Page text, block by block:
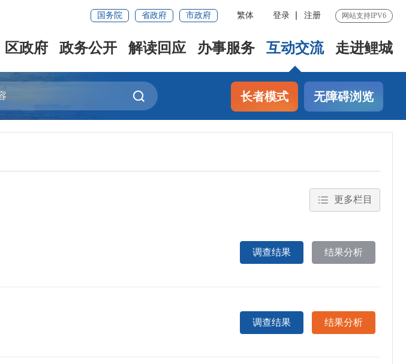
国务院 省政府 市政府 繁体 登录 注册 网站支持IPV6
区政府 政务公开 解读回应 办事服务 互动交流 走进鲤城
长者模式 无障碍浏览
更多栏目
调查结果 结果分析
调查结果 结果分析